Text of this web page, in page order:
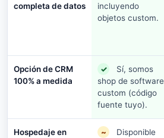
completa de datos
incluyendo
objetos custom.
Opción de CRM
100% a medida
✓
Sí, somos
shop de software
custom (código
fuente tuyo).
Hospedaje en
~
Disponible